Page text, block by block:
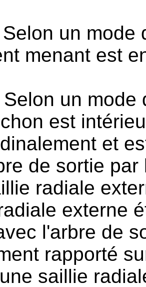
Selon un mode
menant est
Selon un mode
est
et
de sortie
radiale
externe
l'arbre de
rapporté
saillie